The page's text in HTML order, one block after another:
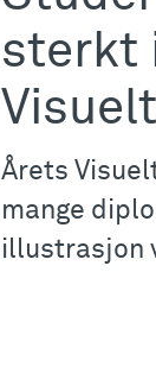
sterkt
Årets
mange
illustrasjon